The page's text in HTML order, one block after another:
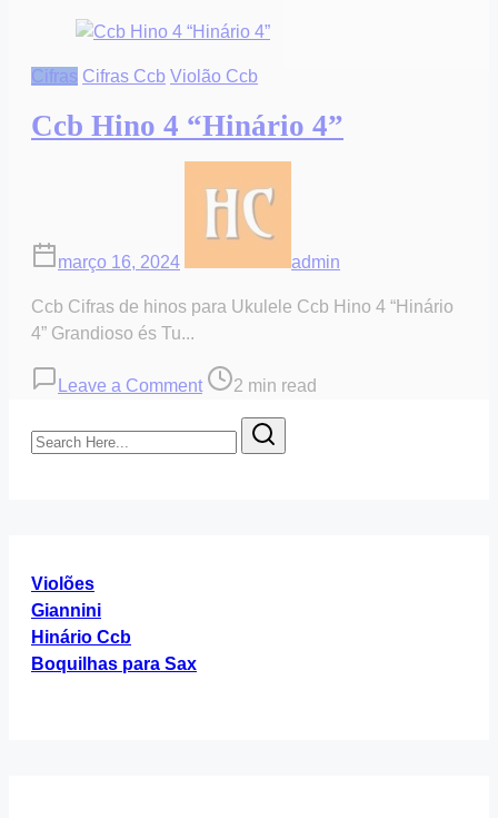
Cifras Cifras Ccb Violão Ccb
Ccb Hino 4 “Hinário 4”
março 16, 2024 admin
Ccb Cifras de hinos para Ukulele Ccb Hino 4 “Hinário
4” Grandioso és Tu...
Leave a Comment on
Hino
4
Post
time
2 min read
Search
Here...
Violões
Giannini
Hinário Ccb
Boquilhas para Sax